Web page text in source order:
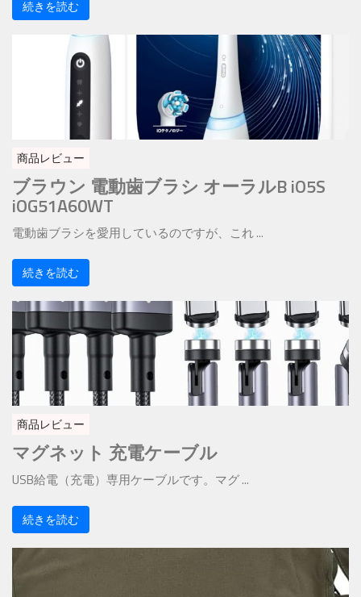
続きを読む
商品レビュー
ブラウン 電動歯ブラシ オーラルB iO5S
iOG51A60WT
電動歯ブラシを愛用しているのですが、これ ...
続きを読む
商品レビュー
マグネット 充電ケーブル
USB給電（充電）専用ケーブルです。マグ ...
続きを読む